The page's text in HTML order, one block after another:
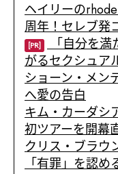
ヘイリーの
周年！セレブ発
[PR] 「自分を満
がるセクシュア
ショーン・メ
へ愛の告白
キム・カーダシ
初ツアーを開幕
クリス・ブラウ
「有罪」を認め